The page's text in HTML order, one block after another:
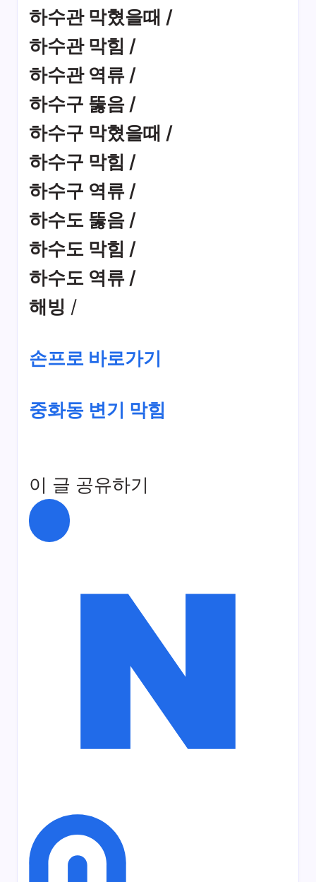
하수관 막혔을때 /
하수관 막힘 /
하수관 역류 /
하수구 뚫음 /
하수구 막혔을때 /
하수구 막힘 /
하수구 역류 /
하수도 뚫음 /
하수도 막힘 /
하수도 역류 /
해빙 /
손프로 바로가기
중화동 변기 막힘
이 글 공유하기